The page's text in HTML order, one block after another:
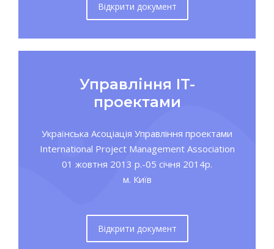
Відкрити документ
Управління IT-
проектами
Українська Асоціація Управління проектами
International Project Management Association
01 жовтня 2013 р.-05 січня 2014р.
м. Київ
Відкрити документ